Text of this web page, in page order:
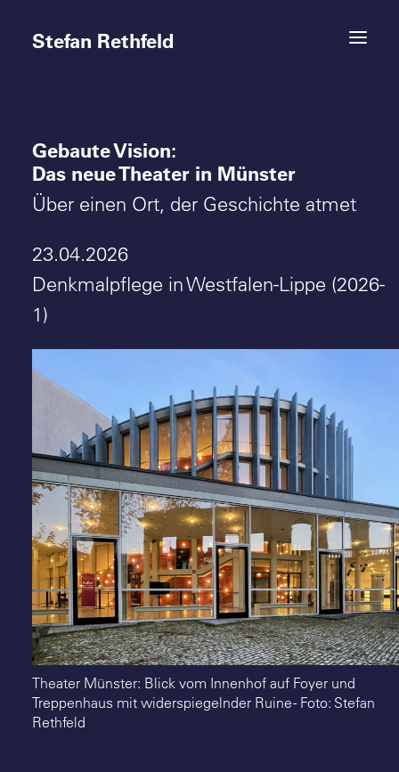
Stefan Rethfeld
Termine
Projekte
Vita
Kontakt
Suche
Gebaute Vision:
Das neue Theater in Münster
Über einen Ort, der Geschichte atmet
23.04.2026
Denkmalpflege in Westfalen-Lippe (2026-
1)
Theater Münster: Blick vom Innenhof auf Foyer und
Treppenhaus mit widerspiegelnder Ruine - Foto: Stefan
Rethfeld